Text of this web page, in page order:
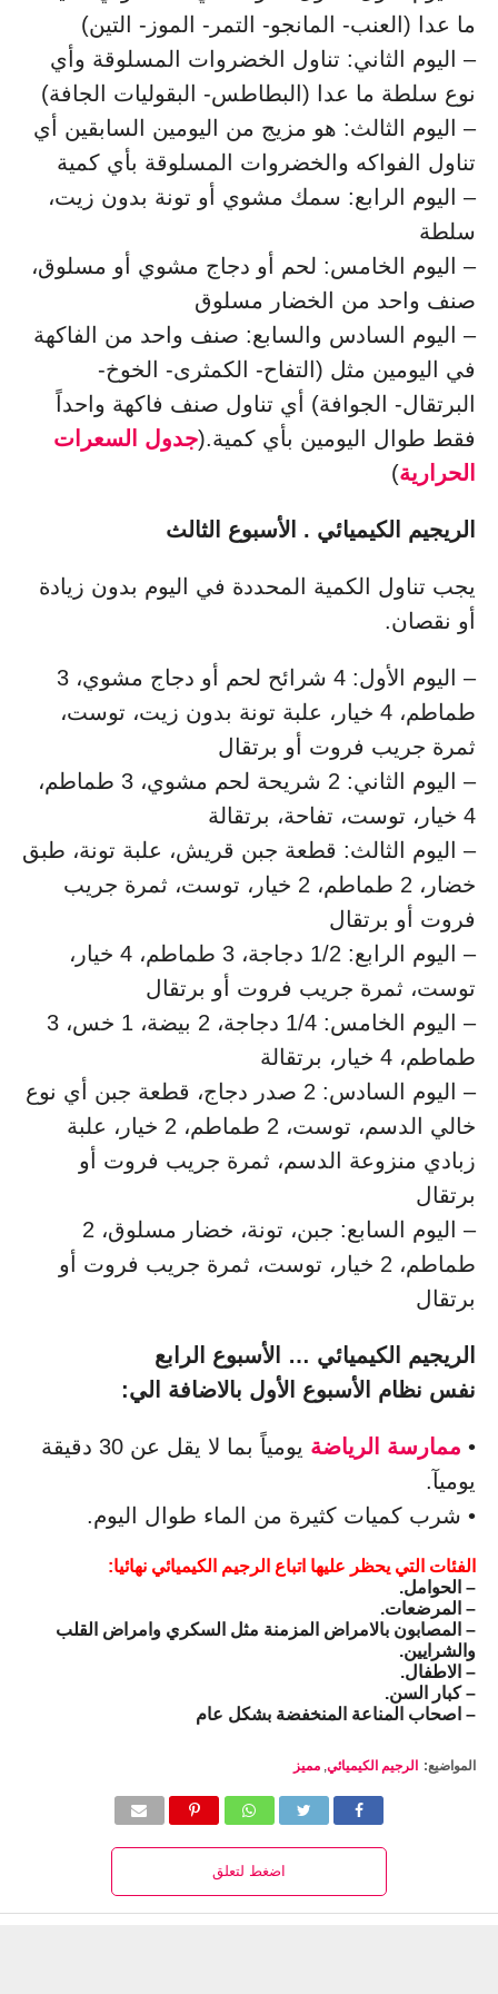
ما عدا (العنب- المانجو- التمر- الموز- التين)
– اليوم الثاني: تناول الخضروات المسلوقة وأي
نوع سلطة ما عدا (البطاطس- البقوليات الجافة)
– اليوم الثالث: هو مزيج من اليومين السابقين أي
تناول الفواكه والخضروات المسلوقة بأي كمية
– اليوم الرابع: سمك مشوي أو تونة بدون زيت،
سلطة
– اليوم الخامس: لحم أو دجاج مشوي أو مسلوق،
صنف واحد من الخضار مسلوق
– اليوم السادس والسابع: صنف واحد من الفاكهة
في اليومين مثل (التفاح- الكمثرى- الخوخ-
البرتقال- الجوافة) أي تناول صنف فاكهة واحداً
فقط طوال اليومين بأي كمية.(جدول السعرات
الحرارية)
الريجيم الكيميائي . الأسبوع الثالث
يجب تناول الكمية المحددة في اليوم بدون زيادة
أو نقصان.
– اليوم الأول: 4 شرائح لحم أو دجاج مشوي، 3
طماطم، 4 خيار، علبة تونة بدون زيت، توست،
ثمرة جريب فروت أو برتقال
– اليوم الثاني: 2 شريحة لحم مشوي، 3 طماطم،
4 خيار، توست، تفاحة، برتقالة
– اليوم الثالث: قطعة جبن قريش، علبة تونة، طبق
خضار، 2 طماطم، 2 خيار، توست، ثمرة جريب
فروت أو برتقال
– اليوم الرابع: 1/2 دجاجة، 3 طماطم، 4 خيار،
توست، ثمرة جريب فروت أو برتقال
– اليوم الخامس: 1/4 دجاجة، 2 بيضة، 1 خس، 3
طماطم، 4 خيار، برتقالة
– اليوم السادس: 2 صدر دجاج، قطعة جبن أي نوع
خالي الدسم، توست، 2 طماطم، 2 خيار، علبة
زبادي منزوعة الدسم، ثمرة جريب فروت أو
برتقال
– اليوم السابع: جبن، تونة، خضار مسلوق، 2
طماطم، 2 خيار، توست، ثمرة جريب فروت أو
برتقال
الريجيم الكيميائي … الأسبوع الرابع
نفس نظام الأسبوع الأول بالاضافة الي:
• ممارسة الرياضة
يومياً بما لا يقل عن 30 دقيقة
يوميآ.
• شرب كميات كثيرة من الماء طوال اليوم.
الفئات التي يحظر عليها اتباع الرجيم الكيميائي نهائيا:
– الحوامل.
– المرضعات.
– المصابون بالامراض المزمنة مثل السكري وامراض القلب
والشرايين.
– الاطفال.
– كبار السن.
– اصحاب المناعة المنخفضة بشكل عام
المواضيع: الرجيم الكيميائي, مميز
اضغط لتعلق